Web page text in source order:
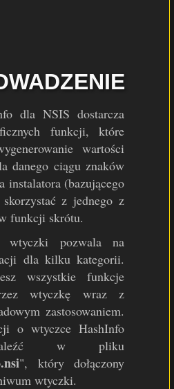
dla NSIS dostarcza
funkcji, które
wartości
danego ciągu znaków
instalatora (bazującego
z jednego z
funkcji skrótu.
wtyczki pozwala na
dla kilku kategorii.
wszystkie funkcje
wtyczkę wraz z
zastosowaniem.
o wtyczce HashInfo
w pliku
", który dołączony
wtyczki.